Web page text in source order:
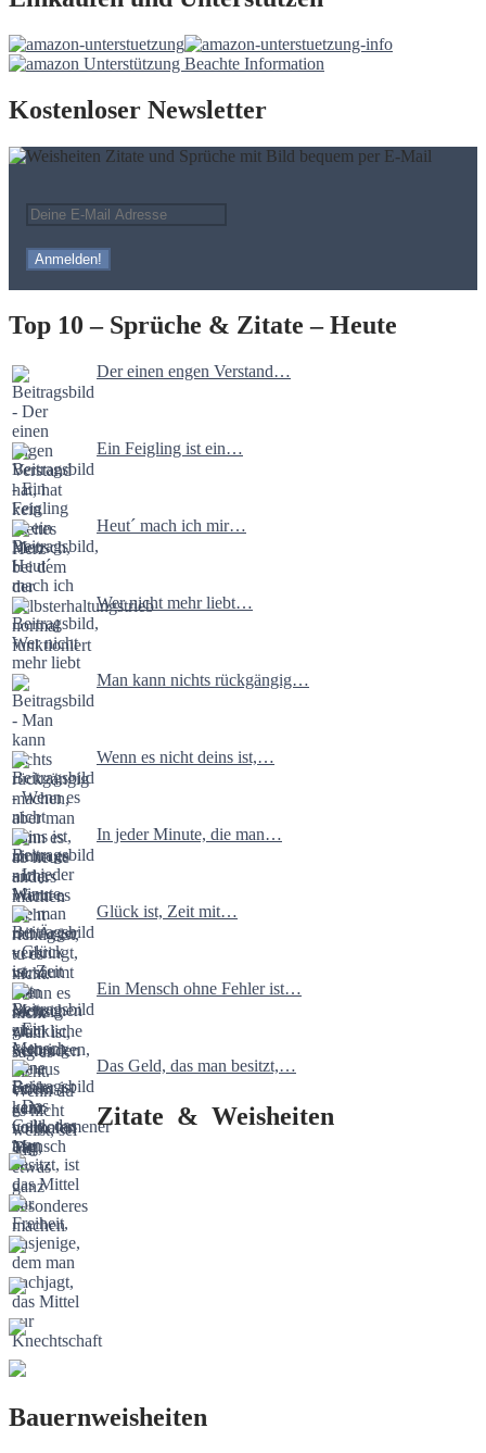
Kostenloser Newsletter
Top 10 – Sprüche & Zitate – Heute
Der einen engen Verstand…
Ein Feigling ist ein…
Heut´ mach ich mir…
Wer nicht mehr liebt…
Man kann nichts rückgängig…
Wenn es nicht deins ist,…
In jeder Minute, die man…
Glück ist, Zeit mit…
Ein Mensch ohne Fehler ist…
Das Geld, das man besitzt,…
Zitate & Weisheiten
Bauernweisheiten